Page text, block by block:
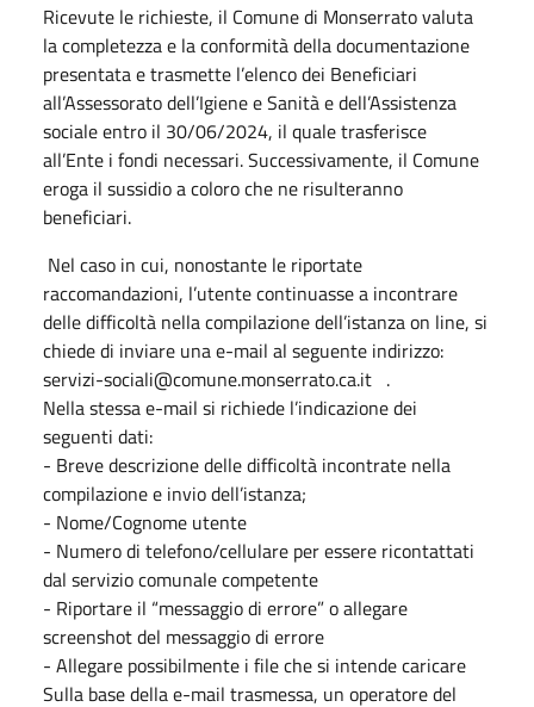
Ricevute le richieste, il Comune di Monserrato valuta
la completezza e la conformità della documentazione
presentata e trasmette l’elenco dei Beneficiari
all’Assessorato dell’Igiene e Sanità e dell’Assistenza
sociale entro il 30/06/2024, il quale trasferisce
all’Ente i fondi necessari. Successivamente, il Comune
eroga il sussidio a coloro che ne risulteranno
beneficiari.
Nel caso in cui, nonostante le riportate
raccomandazioni, l’utente continuasse a incontrare
delle difficoltà nella compilazione dell’istanza on line, si
chiede di inviare una e-mail al seguente indirizzo:
servizi-sociali@comune.monserrato.ca.it .
Nella stessa e-mail si richiede l’indicazione dei
seguenti dati:
- Breve descrizione delle difficoltà incontrate nella
compilazione e invio dell’istanza;
- Nome/Cognome utente
- Numero di telefono/cellulare per essere ricontattati
dal servizio comunale competente
- Riportare il “messaggio di errore” o allegare
screenshot del messaggio di errore
- Allegare possibilmente i file che si intende caricare
Sulla base della e-mail trasmessa, un operatore del